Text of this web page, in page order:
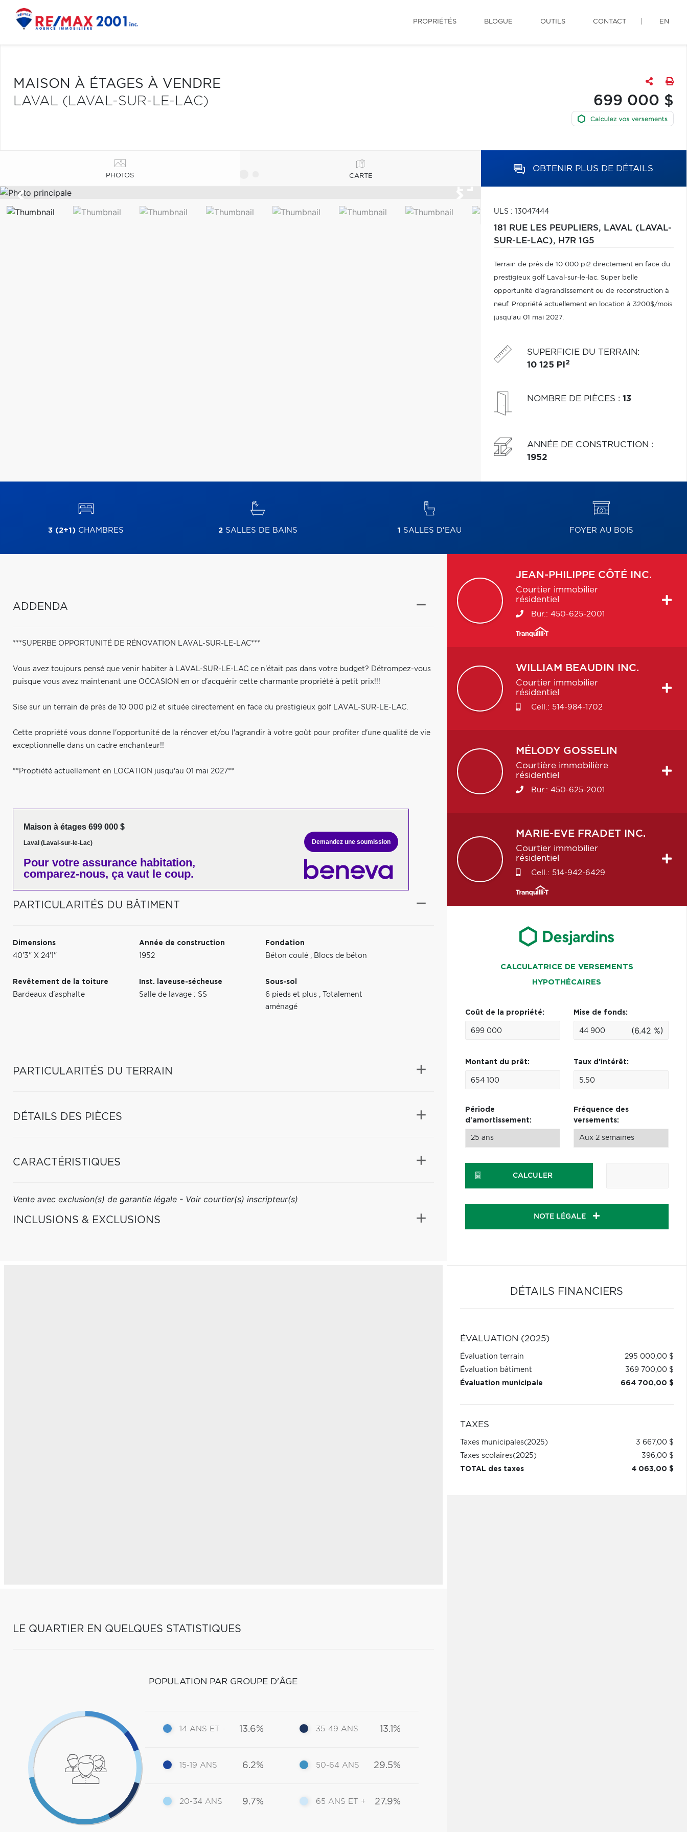
PROPRIÉTÉS BLOGUE OUTILS CONTACT EN
MAISON À ÉTAGES À VENDRE
LAVAL (LAVAL-SUR-LE-LAC)
699 000 $
PHOTOS CARTE
OBTENIR PLUS DE DÉTAILS
ULS : 13047444
181 RUE LES PEUPLIERS, LAVAL (LAVAL-
SUR-LE-LAC), H7R 1G5
Terrain de près de 10 000 pi2 directement en face du
prestigieux golf Laval-sur-le-lac. Super belle
opportunité d'agrandissement ou de reconstruction à
neuf. Propriété actuellement en location à 3200$/mois
jusqu'au 01 mai 2027.
SUPERFICIE DU TERRAIN:
10 125 PI 2
NOMBRE DE PIÈCES : 13
ANNÉE DE CONSTRUCTION :
1952
3 (2+1) CHAMBRES 2SALLES DE BAINS 1 SALLES D'EAU FOYER AU BOIS
ADDENDA
***SUPERBE OPPORTUNITÉ DE RÉNOVATION LAVAL-SUR-LE-LAC***
Vous avez toujours pensé que venir habiter à LAVAL-SUR-LE-LAC ce n'était pas dans votre budget? Détrompez-vous
puisque vous avez maintenant une OCCASION en or d'acquérir cette charmante propriété à petit prix!!!
Sise sur un terrain de près de 10 000 pi2 et située directement en face du prestigieux golf LAVAL-SUR-LE-LAC.
Cette propriété vous donne l'opportunité de la rénover et/ou l'agrandir à votre goût pour profiter d'une qualité de vie
exceptionnelle dans un cadre enchanteur!!
**Proptiété actuellement en LOCATION jusqu'au 01 mai 2027**
Maison à étages 699 000 $
Laval (Laval-sur-le-Lac)
Pour votre assurance habitation,
comparez-nous, ça vaut le coup.
Demandez une soumission
PARTICULARITÉS DU BÂTIMENT
Dimensions
40'3" X 24'1"
Année de construction
1952
Fondation
Béton coulé , Blocs de béton
Revêtement de la toiture
Bardeaux d'asphalte
Inst. laveuse-sécheuse
Salle de lavage : SS
Sous-sol
6 pieds et plus ,
Totalement
aménagé
PARTICULARITÉS DU TERRAIN
DÉTAILS DES PIÈCES
CARACTÉRISTIQUES
Vente avec exclusion(s) de garantie légale - Voir courtier(s) inscripteur(s)
INCLUSIONS & EXCLUSIONS
LE QUARTIER EN QUELQUES STATISTIQUES
POPULATION PAR GROUPE D'ÂGE
14 ANS ET - 13.6%
15-19 ANS 6.2%
20-34 ANS 9.7%
35-49 ANS 13.1%
50-64 ANS 29.5%
65 ANS ET + 27.9%
JEAN-PHILIPPE CÔTÉ INC.
Courtier immobilier
résidentiel
Bur.: 450-625-2001
WILLIAM BEAUDIN INC.
Courtier immobilier
résidentiel
Cell.: 514-984-1702
MÉLODY GOSSELIN
Courtière immobilière
résidentiel
Bur.: 450-625-2001
MARIE-EVE FRADET INC.
Courtier immobilier
résidentiel
Cell.: 514-942-6429
CALCULATRICE DE VERSEMENTS
HYPOTHÉCAIRES
Coût de la propriété: Mise de fonds:
(6.42 %)
Montant du prêt: Taux d'intérêt:
Période
d'amortissement:
Fréquence des
versements:
CALCULER
NOTE LÉGALE
DÉTAILS FINANCIERS
ÉVALUATION (2025)
Évaluation terrain
295 000,00 $
Évaluation bâtiment
369 700,00 $
Évaluation municipale
664 700,00 $
TAXES
Taxes municipales(2025)
3 667,00 $
Taxes scolaires(2025)
396,00 $
TOTAL des taxes
4 063,00 $